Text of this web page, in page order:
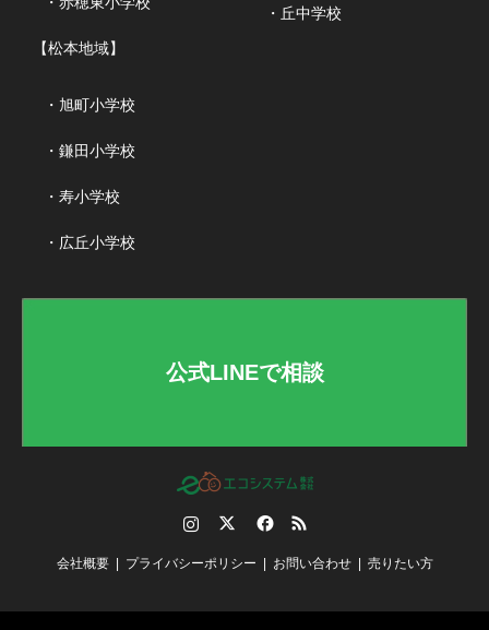
【松本地域】
・旭町小学校
・鎌田小学校
・寿小学校
・広丘小学校
・丘中学校
公式LINEで相談
RSS
会社概要 プライバシーポリシー お問い合わせ 売りたい方